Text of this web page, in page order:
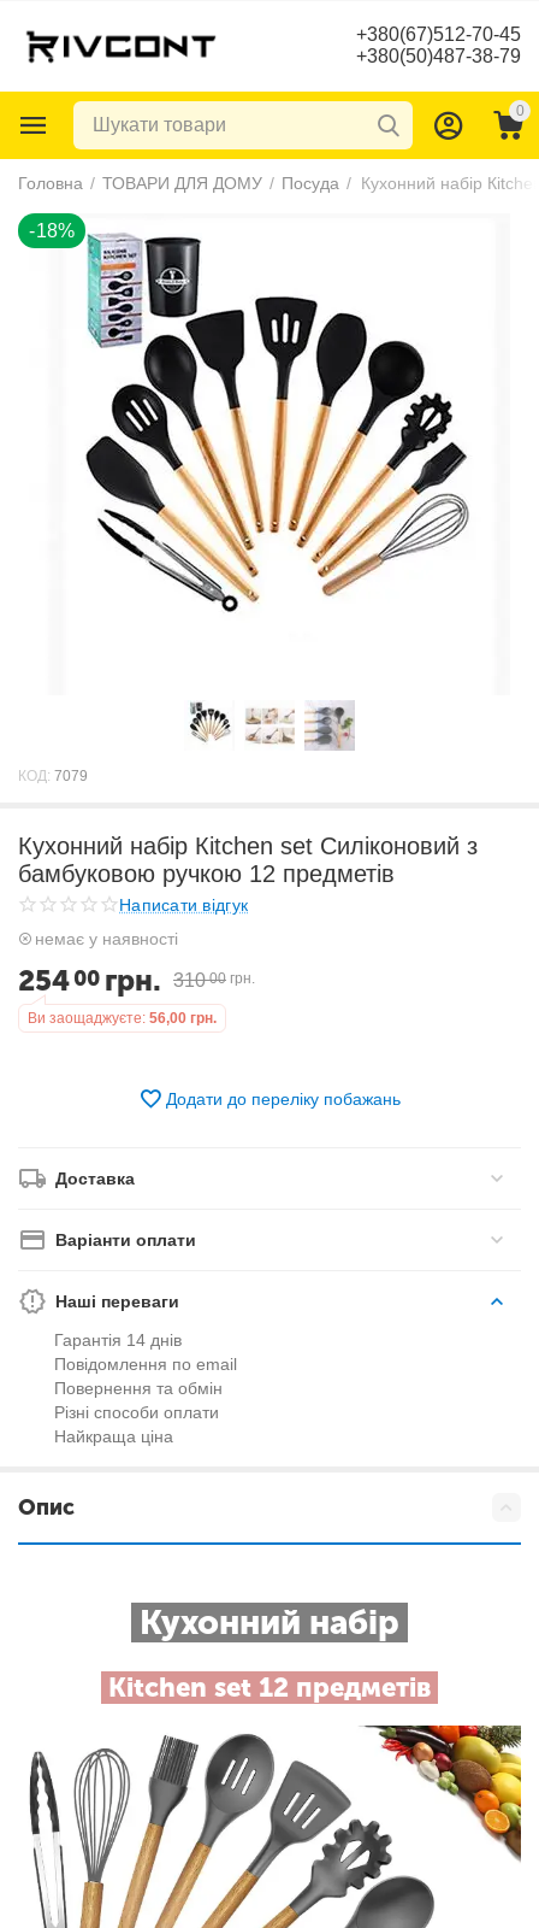
+380(67)512-70-45
+380(50)487-38-79
0
Головна / ТОВАРИ ДЛЯ ДОМУ / Посуда /
КОД: 7079
Кухонний набір Кitchen set Силіконовий з
бамбуковою ручкою 12 предметів
Написати відгук
немає у наявності
25400 грн. 310 00 грн.
Ви заощаджуєте: 56,00 грн.
Додати до переліку побажань
Доставка
Варіанти оплати
Наші переваги
Гарантія 14 днів
Повідомлення по email
Повернення та обмін
Різні способи оплати
Найкраща ціна
Опис
Кухонний набір
Кitchen set 12 предметів